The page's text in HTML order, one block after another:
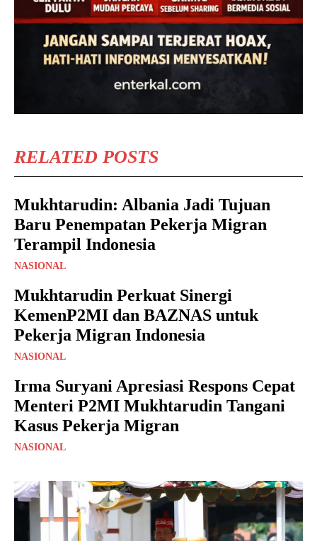
RELATED POSTS
Mukhtarudin: Albania Jadi Tujuan
Baru Penempatan Pekerja Migran
Terampil Indonesia
NASIONAL
Mukhtarudin Perkuat Sinergi
KemenP2MI dan BAZNAS untuk
Pekerja Migran Indonesia
NASIONAL
Irma Suryani Apresiasi Respons Cepat
Menteri P2MI Mukhtarudin Tangani
Kasus Pekerja Migran
NASIONAL